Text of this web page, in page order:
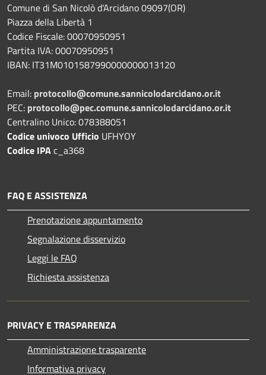
Comune di San Nicolò d'Arcidano 09097(OR)
Piazza della Libertà 1
Codice Fiscale: 00070950951
Partita IVA: 00070950951
IBAN: IT31M0101587990000000013120
Email: protocollo@comune.sannicolodarcidano.or.it
PEC: protocollo@pec.comune.sannicolodarcidano.or.it
Centralino Unico: 078388051
Codice univoco Ufficio UFHYOY
Codice IPAc_a368
FAQ E ASSISTENZA
Prenotazione appuntamento
Segnalazione disservizio
Leggi le FAQ
Richiesta assistenza
PRIVACY E TRASPARENZA
Amministrazione trasparente
Informativa privacy